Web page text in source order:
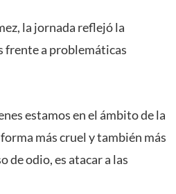
la jornada reflejó la
frente a problemáticas
estamos en el ámbito de la
más cruel y también más
de odio, es atacar a las